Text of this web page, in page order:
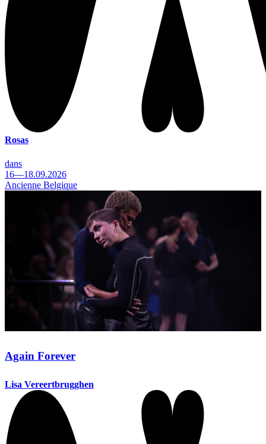
Rosas
dans
16—18.09.2026
Ancienne Belgique
Again Forever
Lisa Vereertbrugghen